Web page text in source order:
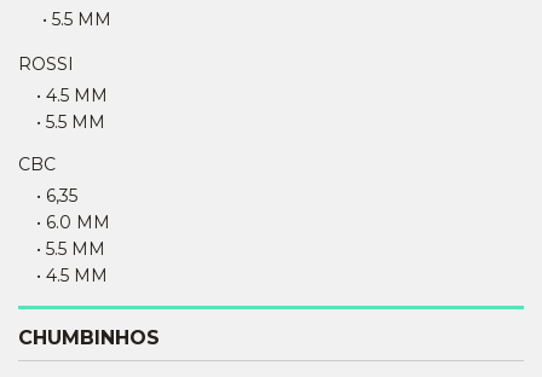
• 5.5 MM
ROSSI
• 4.5 MM
• 5.5 MM
CBC
• 6,35
• 6.0 MM
• 5.5 MM
• 4.5 MM
CHUMBINHOS